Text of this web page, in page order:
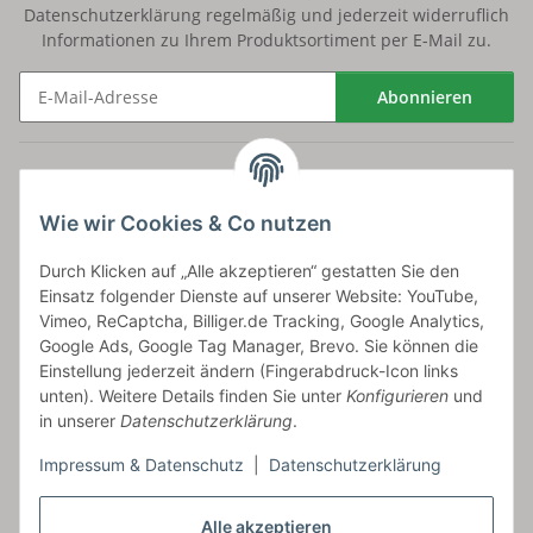
Alle akzeptieren
Wie wir Cookies & Co nutzen
Durch Klicken auf „Alle akzeptieren“ gestatten Sie den
Einsatz folgender Dienste auf unserer Website: YouTube,
Vimeo, ReCaptcha, Billiger.de Tracking, Google Analytics,
Google Ads, Google Tag Manager, Brevo. Sie können die
Einstellung jederzeit ändern (Fingerabdruck-Icon links
unten). Weitere Details finden Sie unter Konfigurieren und
in unserer Datenschutzerklärung.
Impressum & Datenschutz Datenschutzerklärung
Datenschutzerklärung regelmäßig und jederzeit widerruflich
Informationen zu Ihrem Produktsortiment per E-Mail zu.
Abonnieren
Artikelinformationen
Frieslandstr. 44 | 26446 Reepsholt
Fon 04468-9479855-0 | Fax -9